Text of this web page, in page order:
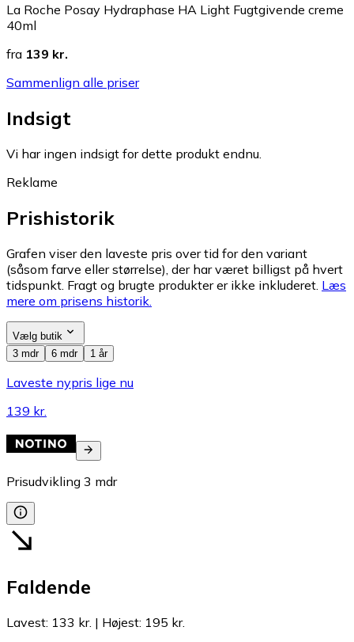
La Roche Posay Hydraphase HA Light Fugtgivende creme
40ml
fra 139 kr.
Sammenlign alle priser
Indsigt
Vi har ingen indsigt for dette produkt endnu.
Reklame
Prishistorik
Grafen viser den laveste pris over tid for den variant
(såsom farve eller størrelse), der har været billigst på hvert
tidspunkt. Fragt og brugte produkter er ikke inkluderet. Læs
mere om prisens historik.
Vælg butik
3 mdr
6 mdr 1 år
Laveste nypris lige nu
139 kr.
Prisudvikling 3 mdr
Faldende
Lavest: 133 kr. | Højest: 195 kr.